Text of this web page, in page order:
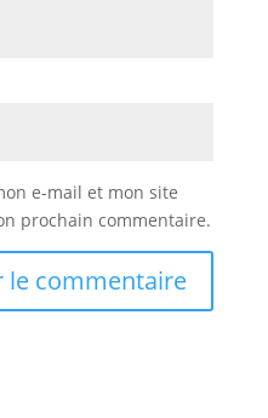
e-mail et mon site
prochain commentaire.